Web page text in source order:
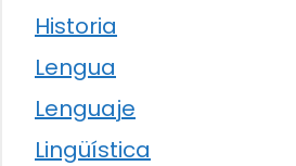
Historia
Lengua
Lenguaje
Lingüística